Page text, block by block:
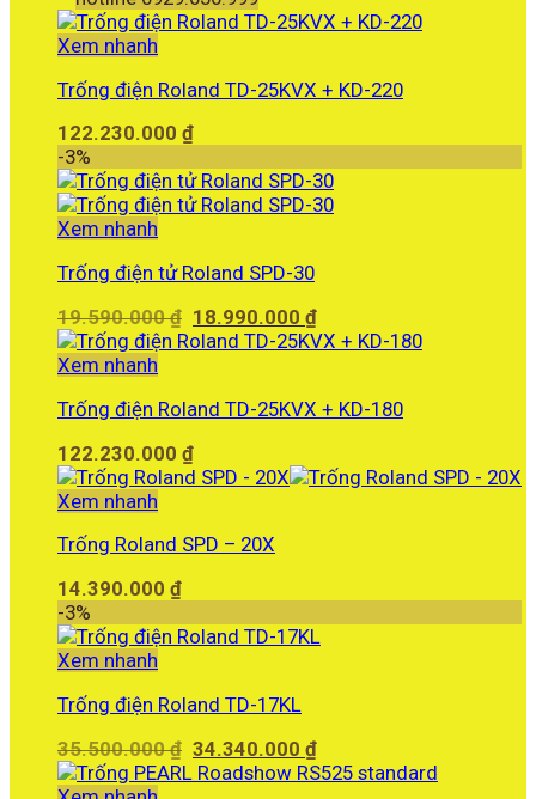
Xem nhanh
Trống điện Roland TD-25KVX + KD-220
122.230.000 ₫
-3%
Xem nhanh
Trống điện tử Roland SPD-30
19.590.000₫ Giá
gốc
18.990.000₫Giá
hiện
18.990.000 ₫.
Xem nhanh
Trống điện Roland TD-25KVX + KD-180
122.230.000 ₫
Xem nhanh
Trống Roland SPD – 20X
14.390.000 ₫
-3%
Xem nhanh
Trống điện Roland TD-17KL
35.500.000₫ Giá
gốc
34.340.000₫Giá
hiện